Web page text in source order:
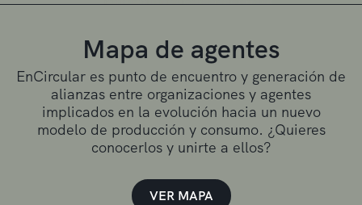
Mapa de agentes
EnCircular es punto de encuentro y generación de
alianzas entre organizaciones y agentes
implicados en la evolución hacia un nuevo
modelo de producción y consumo. ¿Quieres
conocerlos y unirte a ellos?
VER MAPA